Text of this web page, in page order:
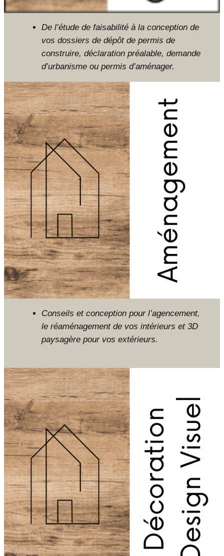
De l’étude de faisabilité à la conception de
vos dossiers de dépôt de permis de
construire, déclaration préalable, demande
d’urbanisme ou permis d’aménager.
Conseils et conception pour l’agencement,
le réaménagement de vos intérieurs et 3D
paysagère pour vos extérieurs.